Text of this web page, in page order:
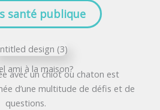
santé publique
ami à la maison?
avec un chiot ou chaton est
d’une multitude de défis et de
questions.